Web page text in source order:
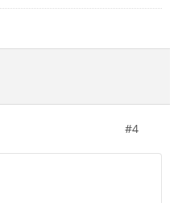
#4